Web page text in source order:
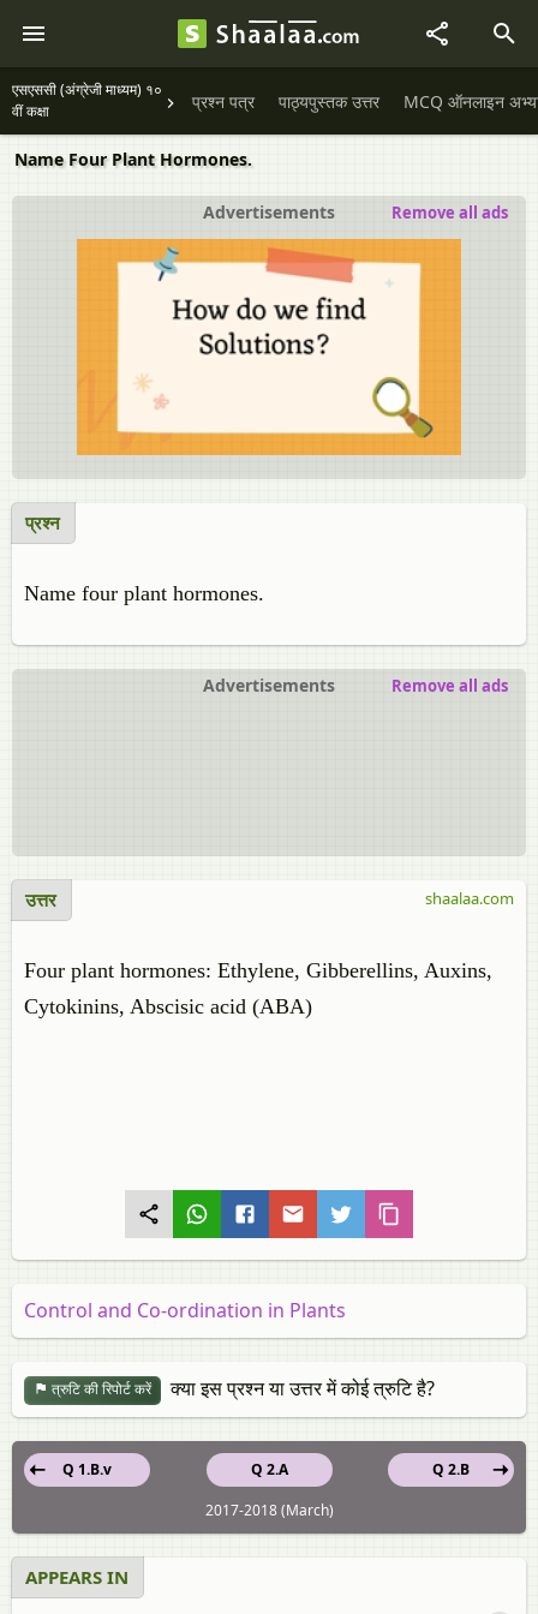
एसएससी (अंग्रेजी माध्यम) १०
वीं कक्षा
प्रश्न पत्र पाठ्यपुस्तक उत्तर MCQ ऑनलाइन
Name Four Plant Hormones.
Advertisements Remove all ads
प्रश्न
Name four plant hormones.
Advertisements Remove all ads
उत्तर
Four plant hormones: Ethylene, Gibberellins, Auxins,
Cytokinins, Abscisic acid (ABA)
shaalaa.com
Control and Co-ordination in Plants
त्रुटि की रिपोर्ट करें क्या इस प्रश्न या उत्तर में कोई त्रुटि है?
Q 2.A
Q 1.B.v
Q 2.B
2017-2018 (March)
APPEARS IN